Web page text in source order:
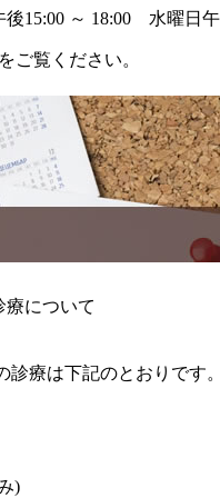
をご覧ください。
について
療は下記のとおりです
)